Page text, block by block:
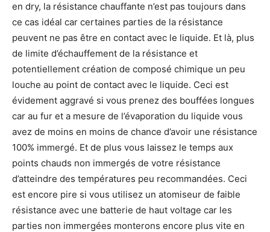
en dry, la résistance chauffante n’est pas toujours dans
ce cas idéal car certaines parties de la résistance
peuvent ne pas être en contact avec le liquide. Et là, plus
de limite d’échauffement de la résistance et
potentiellement création de composé chimique un peu
louche au point de contact avec le liquide. Ceci est
évidement aggravé si vous prenez des bouffées longues
car au fur et a mesure de l’évaporation du liquide vous
avez de moins en moins de chance d’avoir une résistance
100% immergé. Et de plus vous laissez le temps aux
points chauds non immergés de votre résistance
d’atteindre des températures peu recommandées. Ceci
est encore pire si vous utilisez un atomiseur de faible
résistance avec une batterie de haut voltage car les
parties non immergées monterons encore plus vite en